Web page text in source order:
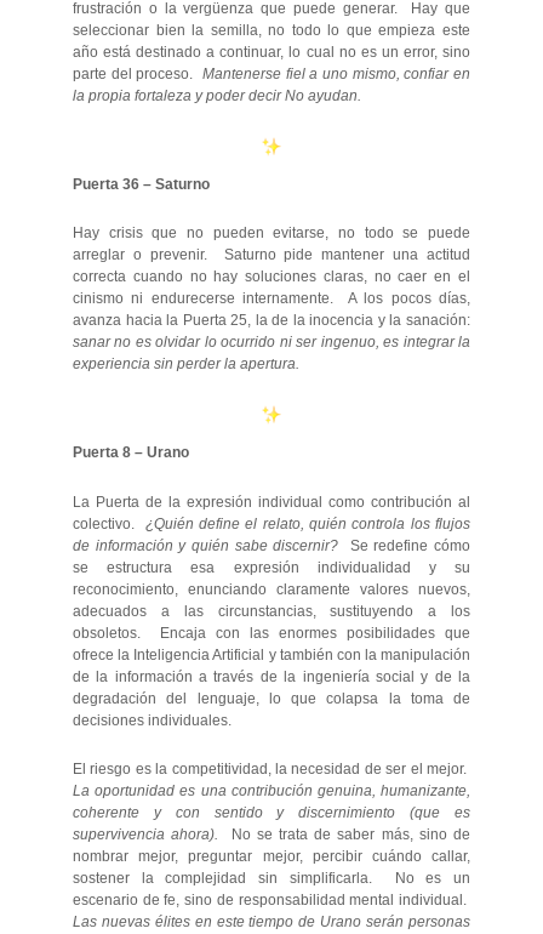
frustración o la vergüenza que puede generar. Hay que
seleccionar bien la semilla, no todo lo que empieza este
año está destinado a continuar, lo cual no es un error, sino
parte del proceso. Mantenerse fiel a uno mismo, confiar en
la propia fortaleza y poder decir No ayudan.
Puerta 36 – Saturno
Hay crisis que no pueden evitarse, no todo se puede
arreglar o prevenir. Saturno pide mantener una actitud
correcta cuando no hay soluciones claras, no caer en el
cinismo ni endurecerse internamente. A los pocos días,
avanza hacia la Puerta 25, la de la inocencia y la sanación:
sanar no es olvidar lo ocurrido ni ser ingenuo, es integrar la
experiencia sin perder la apertura.
Puerta 8 – Urano
La Puerta de la expresión individual como contribución al
colectivo. ¿Quién define el relato, quién controla los flujos
de información y quién sabe discernir? Se redefine cómo
se estructura esa expresión individualidad y su
reconocimiento, enunciando claramente valores nuevos,
adecuados a las circunstancias, sustituyendo a los
obsoletos. Encaja con las enormes posibilidades que
ofrece la Inteligencia Artificial y también con la manipulación
de la información a través de la ingeniería social y de la
degradación del lenguaje, lo que colapsa la toma de
decisiones individuales.
El riesgo es la competitividad, la necesidad de ser el mejor.
La oportunidad es una contribución genuina, humanizante,
coherente y con sentido y discernimiento (que es
supervivencia ahora).
No se trata de saber más, sino de
nombrar mejor, preguntar mejor, percibir cuándo callar,
sostener la complejidad sin simplificarla. No es un
escenario de fe, sino de responsabilidad mental individual.
Las nuevas élites en este tiempo de Urano serán personas